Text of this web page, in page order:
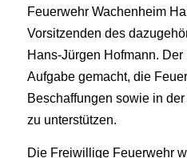
Feuerwehr Wachenheim
Vorsitzenden des
Hans-Jürgen Hofmann.
Aufgabe gemacht, die
Beschaffungen sowie in
zu unterstützen.
Die Freiwillige Feuerwehr